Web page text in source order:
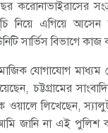
করোনাভাইরাসের
নিয়ে এগিয়ে
সার্ভিস বিভাগে কাজ
যোগাযোগ মাধ্যম
চট্টগ্রামের
ওয়ালে লিখেছেন,
জানি না এই পুলিশ